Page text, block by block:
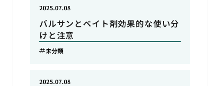
バルサンとベイト剤効果的な使い分
けと注意
2025.07.08
未分類
2025.07.08